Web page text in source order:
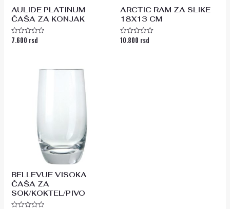
AULIDE PLATINUM
ČAŠA ZA KONJAK
Ocenjeno
7.600 rsd
ARCTIC RAM ZA SLIKE
18X13 CM
Ocenjeno
10.800 rsd
BELLEVUE VISOKA
ČAŠA ZA
SOK/KOKTEL/PIVO